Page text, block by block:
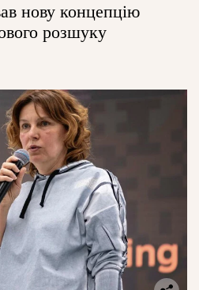
нову концепцію
розшуку